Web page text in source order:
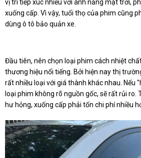
vị trí tiếp xúc nhiều với ánh nắng mặt trời,
xuống cấp. Vì vậy, tuổi thọ của phim cũng
dùng ô tô bảo quản xe.
Đầu tiên, nên chọn loại phim cách nhiệt
thương hiệu nổi tiếng. Bởi hiện nay thị
rất nhiều loại với giá thành khác nhau. Nếu
loại phim không rõ nguồn gốc, sẽ rất rủi ro.
hư hỏng, xuống cấp phải tốn chi phí nhiều